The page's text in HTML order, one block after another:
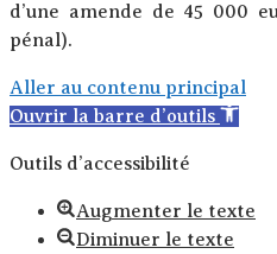
d’une amende de 45 000
pénal).
Aller au contenu principal
Ouvrir la barre d’outils
Outils d’accessibilité
Augmenter le texte
Diminuer le texte